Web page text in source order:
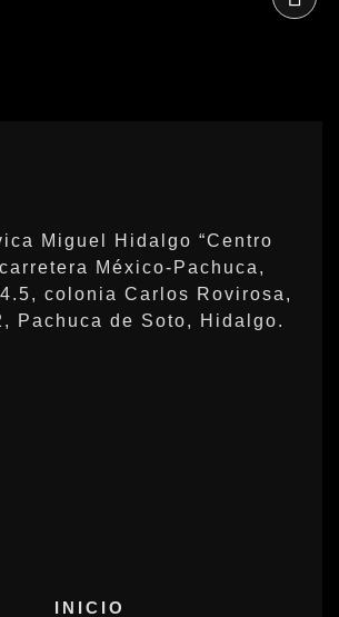
Miguel Hidalgo “Centro
México-Pachuca,
colonia Carlos Rovirosa,
Pachuca de Soto, Hidalgo.
INICIO